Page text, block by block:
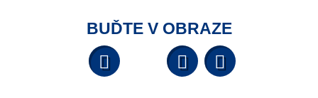
BUĎTE V OBRAZE
Facebook YouTube